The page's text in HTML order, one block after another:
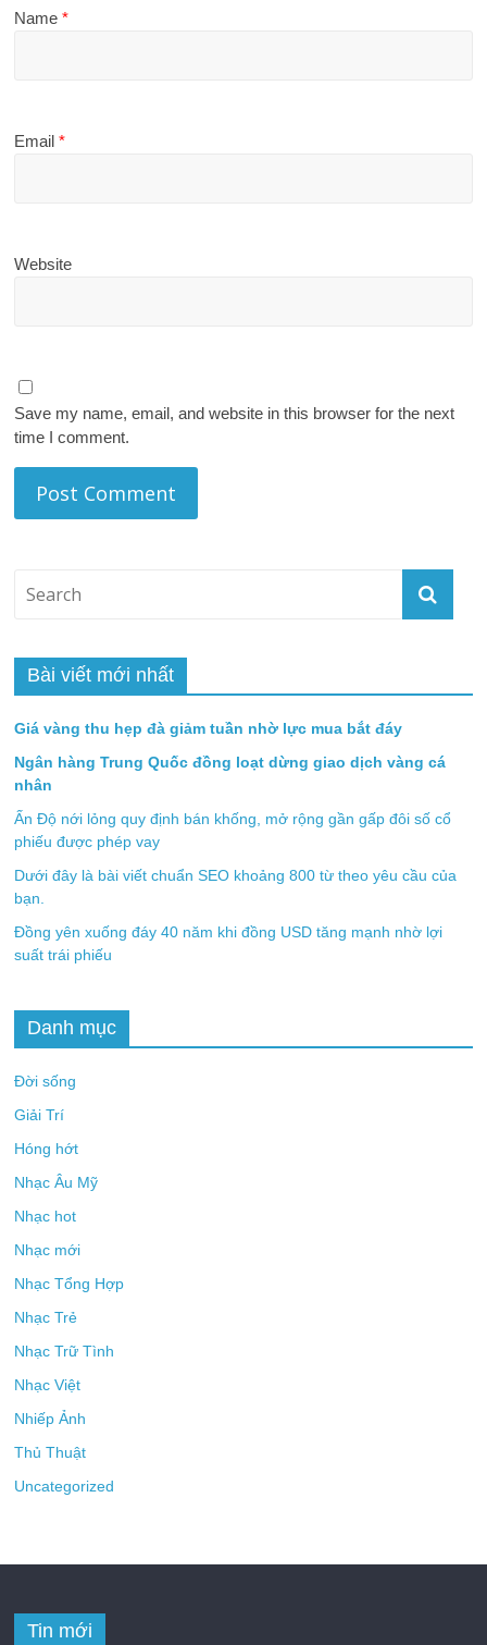
Name*
Email*
Website
Save my name, email, and website in this browser for the next
time I comment.
Bài viết mới nhất
Giá vàng thu hẹp đà giảm tuần nhờ lực mua bắt đáy
Ngân hàng Trung Quốc đồng loạt dừng giao dịch vàng cá
nhân
Ấn Độ nới lỏng quy định bán khống, mở rộng gần gấp đôi số cổ
phiếu được phép vay
Dưới đây là bài viết chuẩn SEO khoảng 800 từ theo yêu cầu của
bạn.
Đồng yên xuống đáy 40 năm khi đồng USD tăng mạnh nhờ lợi
suất trái phiếu
Danh mục
Đời sống
Giải Trí
Hóng hớt
Nhạc Âu Mỹ
Nhạc hot
Nhạc mới
Nhạc Tổng Hợp
Nhạc Trẻ
Nhạc Trữ Tình
Nhạc Việt
Nhiếp Ảnh
Thủ Thuật
Uncategorized
Tin mới